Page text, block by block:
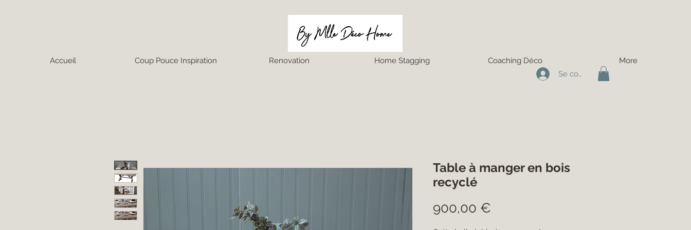
Accueil Coup Pouce Inspiration Renovation Home Stagging Coaching Déco
More
Se connecter
Table à manger en bois
recyclé
900,00 €